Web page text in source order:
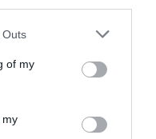
Outs
of my
my
RÉPONDRE
mon inquiétude sur
d’autres pour les